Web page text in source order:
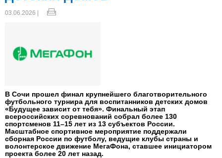
03.06.2026 |
В Сочи прошел финал крупнейшего благотворительного
футбольного турнира для воспитанников детских домов
«Будущее зависит от тебя». Финальный этап
всероссийских соревнований собрал более 130
спортсменов 11–15 лет из 13 субъектов России.
Масштабное спортивное мероприятие поддержали
сборная России по футболу, ведущие клубы страны и
волонтерское движение МегаФона, ставшее инициатором
проекта более 20 лет назад.